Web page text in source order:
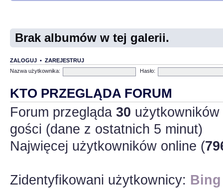
Brak albumów w tej galerii.
ZALOGUJ • ZAREJESTRUJ
Nazwa użytkownika:
Hasło:
KTO PRZEGLĄDA FORUM
Forum przegląda 30
gości (dane z ostatnich 5 minut)
Najwięcej użytkowników online (
Zidentyfikowani użytkownicy: